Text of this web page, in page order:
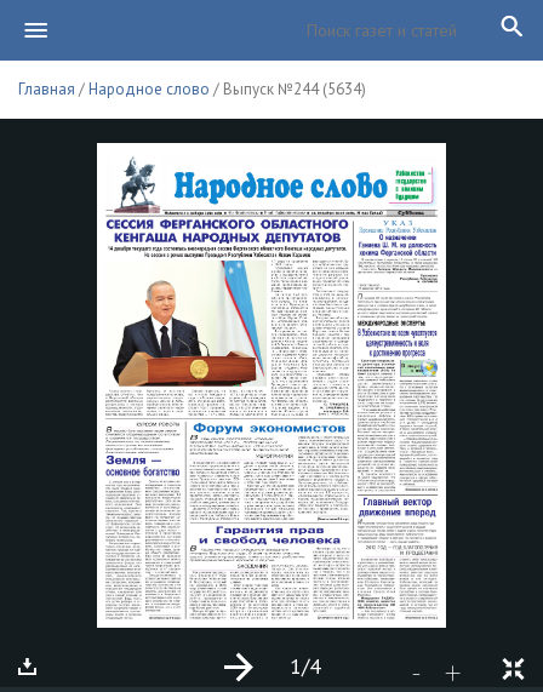
Главная /Народное слово / Выпуск №244 (5634)
- +
1/4